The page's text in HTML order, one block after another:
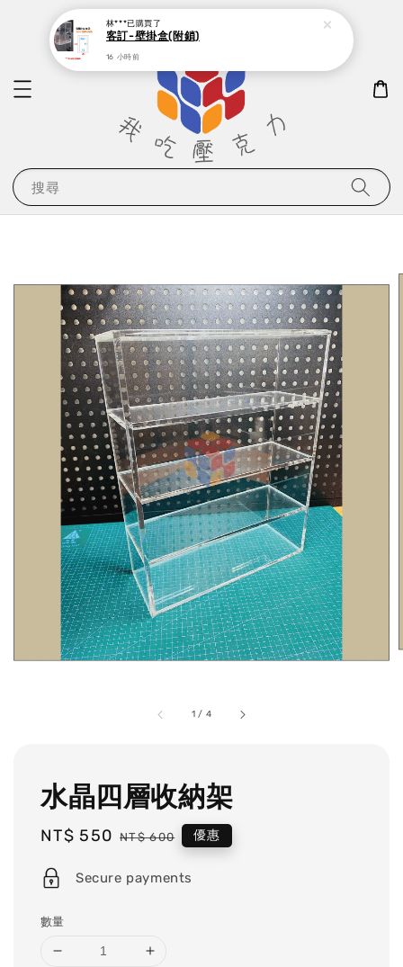
搜尋
1 / 4
水晶四層收納架
Sale
NT$ 550 Regular
NT$ 600 優惠
Secure payments
數量
林***已購買了
客訂-壁掛盒(附鎖)
16 小時前